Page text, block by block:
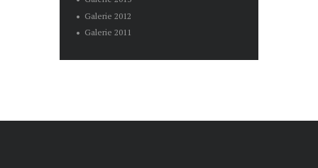
Galerie 2012
Galerie 2011